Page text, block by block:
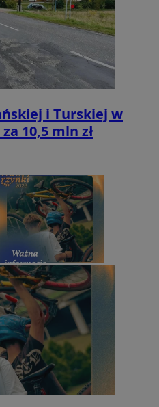
i Turskiej w
10,5 mln zł